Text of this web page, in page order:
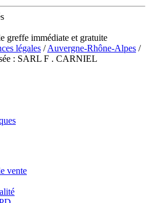
greffe immédiate et gratuite
légales /Auvergne-Rhône-Alpes /
: SARL F . CARNIEL
vente